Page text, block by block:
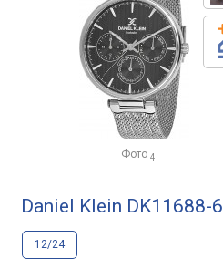
Фото 4
Daniel Klein DK11688-6
12/24